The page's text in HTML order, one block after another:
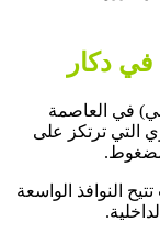
دكار
في العاصمة
التي ترتكز على
النوافذ الواسعة